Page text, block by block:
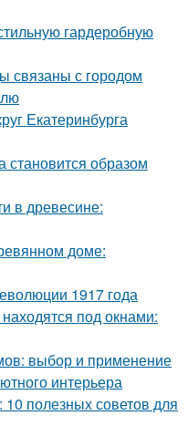
гардеробную
связаны с городом
Екатеринбурга
становится образом
в древесине:
доме:
1917 года
под окнами:
выбор и применение
интерьера
полезных советов для